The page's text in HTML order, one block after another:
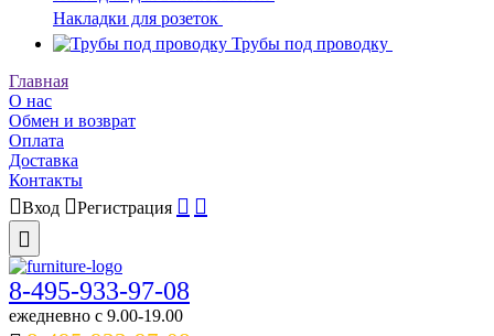
Накладки для розеток
Трубы под проводку
Главная
О нас
Обмен и возврат
Оплата
Доставка
Контакты
Вход
Регистрация
8-495-933-97-08
ежедневно c 9.00-19.00